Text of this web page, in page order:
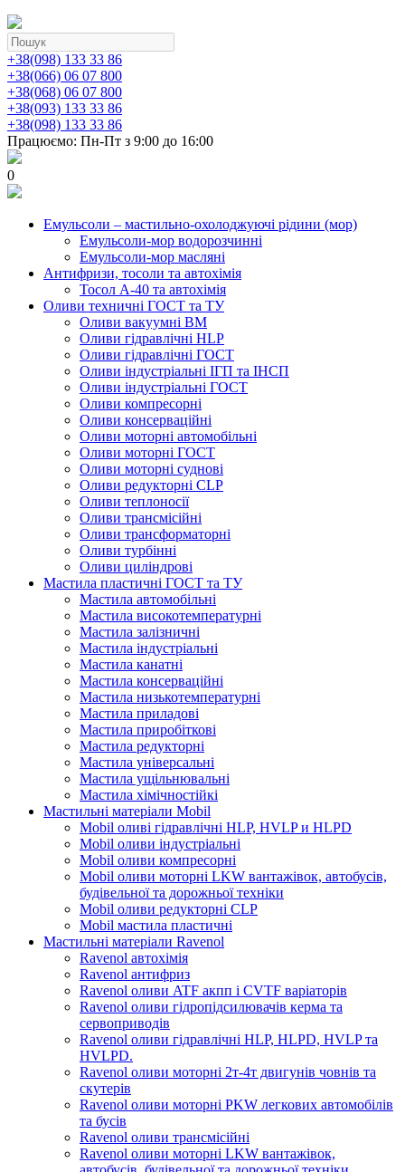
+38(098) 133 33 86
+38(066) 06 07 800
+38(068) 06 07 800
+38(093) 133 33 86
+38(098) 133 33 86
Працюємо: Пн-Пт з 9:00 до 16:00
0
Емульсоли – мастильно-охолоджуючі рідини (мор)
Емульсоли-мор водорозчинні
Емульсоли-мор масляні
Антифризи, тосоли та автохімія
Тосол А-40 та автохімія
Оливи техничні ГОСТ та ТУ
Оливи вакуумні ВМ
Оливи гідравлічні HLP
Оливи гідравлічні ГОСТ
Оливи індустріальні ІГП та ІНСП
Оливи індустріальні ГОСТ
Оливи компресорні
Оливи консерваційні
Оливи моторні автомобільні
Оливи моторні ГОСТ
Оливи моторні суднові
Оливи редукторні CLP
Оливи теплоносії
Оливи трансмісійні
Оливи трансформаторні
Оливи турбінні
Оливи циліндрові
Мастила пластичні ГОСТ та ТУ
Мастила автомобільні
Мастила високотемпературні
Мастила залізничні
Мастила індустріальні
Мастила канатні
Мастила консерваційні
Мастила низькотемпературні
Мастила приладові
Мастила приробіткові
Мастила редукторні
Мастила універсальні
Мастила ущільнювальні
Мастила хімічностійкі
Мастильні матеріали Mobil
Mobil оливі гідравлічні HLP, HVLP и HLPD
Mobil оливи індустріальні
Mobil оливи компресорні
Mobil оливи моторні LKW вантажівок, автобусів,
будівельної та дорожньої техніки
Mobil оливи редукторні CLP
Mobil мастила пластичні
Мастильні матеріали Ravenol
Ravenol автохімія
Ravenol антифриз
Ravenol оливи ATF акпп і CVTF варіаторів
Ravenol оливи гідропідсилювачів керма та
сервоприводів
Ravenol оливи гідравлічні HLP, HLPD, HVLP та
HVLPD.
Ravenol оливи моторні 2т-4т двигунів човнів та
скутерів
Ravenol оливи моторні PKW легкових автомобілів
та бусів
Ravenol оливи трансмісійні
Ravenol оливи моторні LKW вантажівок,